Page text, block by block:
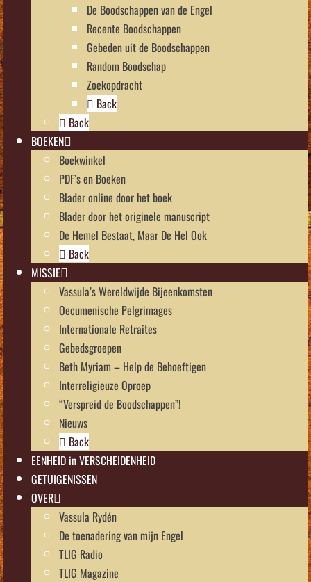
De Boodschappen van de Engel
Recente Boodschappen
Gebeden uit de Boodschappen
Random Boodschap
Zoekopdracht
Back
Back
BOEKEN
Boekwinkel
PDF’s en Boeken
Blader online door het boek
Blader door het originele manuscript
De Hemel Bestaat, Maar De Hel Ook
Back
MISSIE
Vassula’s Wereldwijde Bijeenkomsten
Oecumenische Pelgrimages
Internationale Retraites
Gebedsgroepen
Beth Myriam – Help de Behoeftigen
Interreligieuze Oproep
“Verspreid de Boodschappen”!
Nieuws
Back
EENHEID in VERSCHEIDENHEID
GETUIGENISSEN
OVER
Vassula Rydén
De toenadering van mijn Engel
TLIG Radio
TLIG Magazine